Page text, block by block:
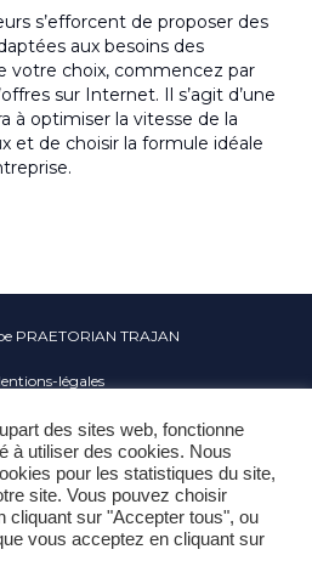
s’efforcent de proposer des
aux besoins des
votre choix, commencez par
sur Internet. Il s’agit d’une
à optimiser la vitesse de la
et de choisir la formule idéale
PRAETORIAN TRAJAN
légales
 
de l’autorisation d’exercer n° AUT-094-
le Conseil National des Activités Privées de
Sécurité.
des sites web, fonctionne
à utiliser des cookies. Nous
pour les statistiques du site,
site. Vous pouvez choisir
cliquant sur "Accepter tous", ou
vous acceptez en cliquant sur